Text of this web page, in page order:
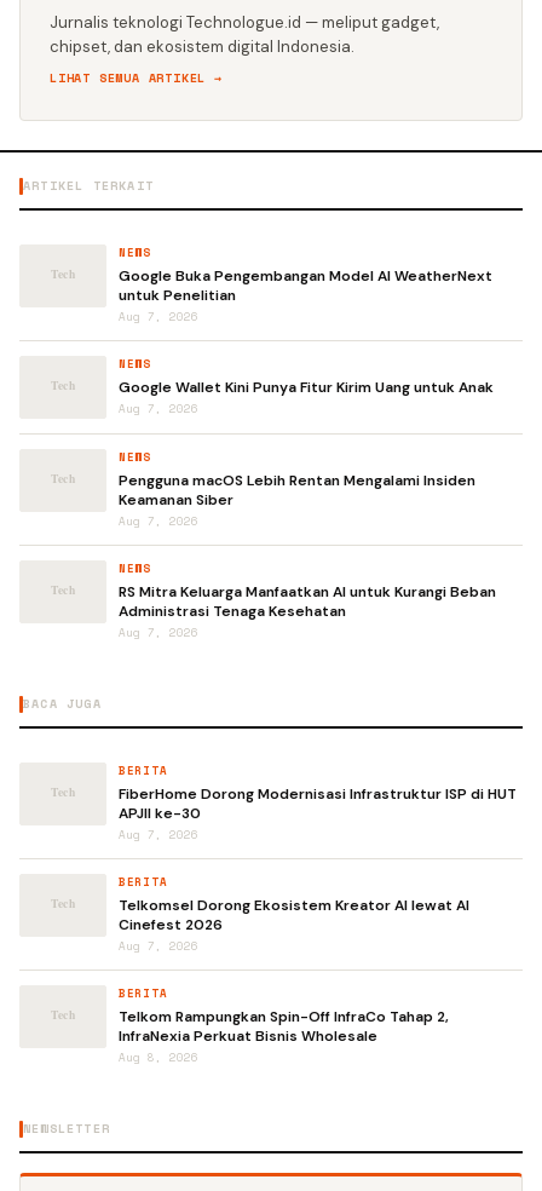
Jurnalis teknologi Technologue.id — meliput gadget,
chipset, dan ekosistem digital Indonesia.
LIHAT SEMUA ARTIKEL →
ARTIKEL TERKAIT
NEWS
Google Buka Pengembangan Model AI WeatherNext
untuk Penelitian
Aug 7, 2026
NEWS
Google Wallet Kini Punya Fitur Kirim Uang untuk Anak
Aug 7, 2026
NEWS
Pengguna macOS Lebih Rentan Mengalami Insiden
Keamanan Siber
Aug 7, 2026
NEWS
RS Mitra Keluarga Manfaatkan AI untuk Kurangi Beban
Administrasi Tenaga Kesehatan
Aug 7, 2026
BACA JUGA
BERITA
FiberHome Dorong Modernisasi Infrastruktur ISP di HUT
APJII ke-30
Aug 7, 2026
BERITA
Telkomsel Dorong Ekosistem Kreator AI lewat AI
Cinefest 2026
Aug 7, 2026
BERITA
Telkom Rampungkan Spin-Off InfraCo Tahap 2,
InfraNexia Perkuat Bisnis Wholesale
Aug 8, 2026
NEWSLETTER